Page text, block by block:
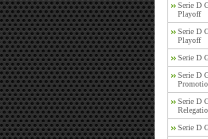
Serie D
Playoff
Serie D
Playoff
Serie D
Serie D
Serie D
Serie D